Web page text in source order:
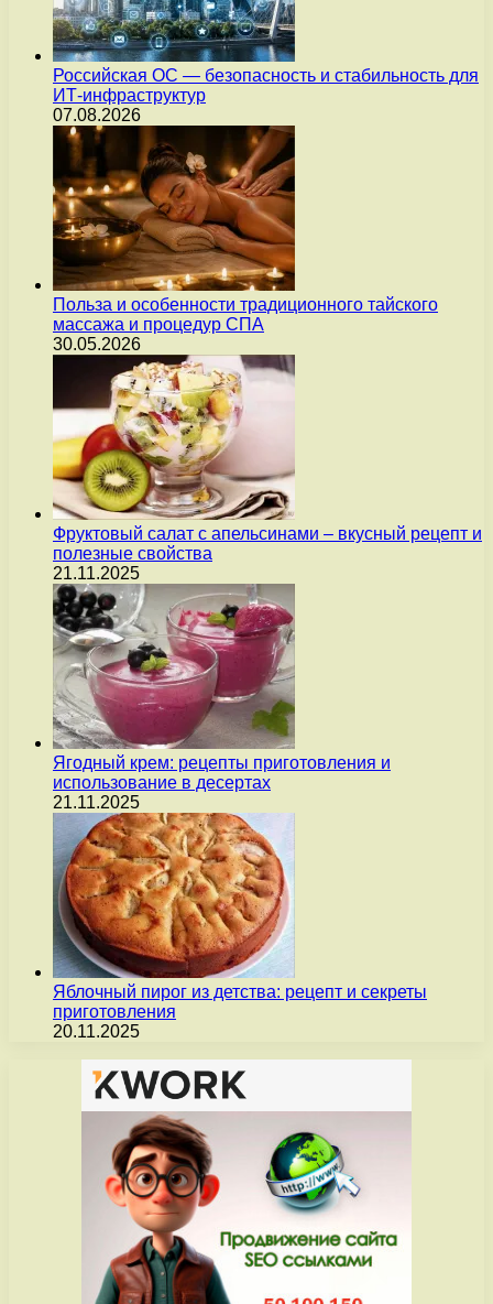
Российская ОС — безопасность и стабильность для
ИТ-инфраструктур
07.08.2026
Польза и особенности традиционного тайского
массажа и процедур СПА
30.05.2026
Фруктовый салат с апельсинами – вкусный рецепт и
полезные свойства
21.11.2025
Ягодный крем: рецепты приготовления и
использование в десертах
21.11.2025
Яблочный пирог из детства: рецепт и секреты
приготовления
20.11.2025